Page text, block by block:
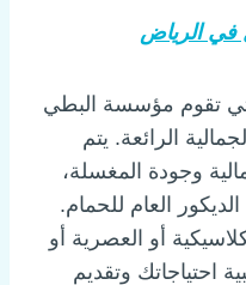
الرياض
تقوم مؤسسة البطي
الرائعة. يتم
وجودة المغسلة،
العام للحمام.
أو العصرية أو
احتياجاتك وتقديم